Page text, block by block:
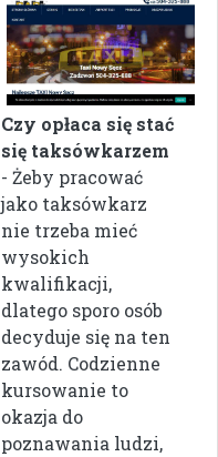
Czy opłaca się stać
się taksówkarzem
- Żeby pracować
jako taksówkarz
nie trzeba mieć
wysokich
kwalifikacji,
dlatego sporo osób
decyduje się na ten
zawód. Codzienne
kursowanie to
okazja do
poznawania ludzi,